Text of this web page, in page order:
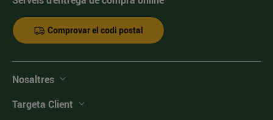
Comprovar el codi postal
Nosaltres
Targeta Client